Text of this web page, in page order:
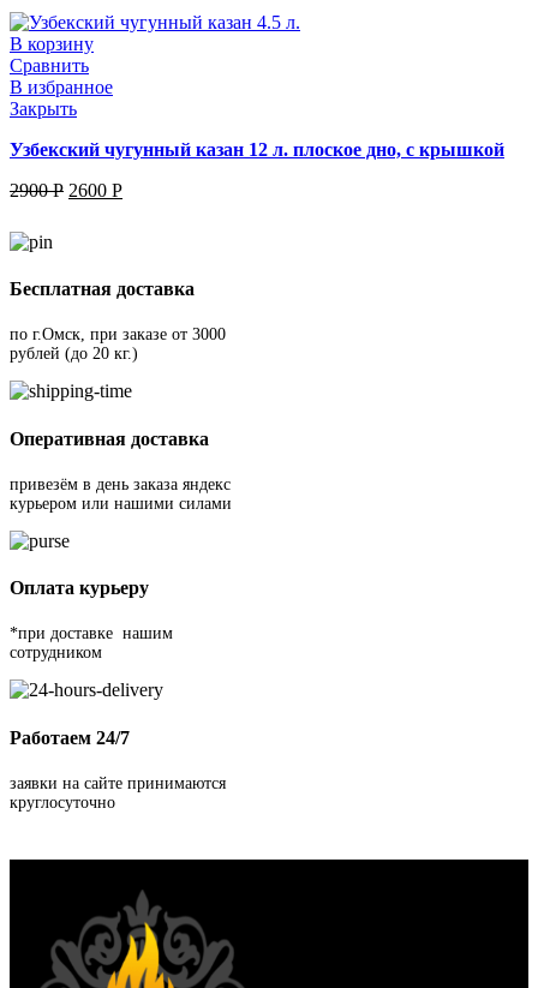
В корзину
Сравнить
В избранное
Закрыть
Узбекский чугунный казан 12 л. плоское дно, с крышкой
2900Р 2600 Р
Бесплатная доставка
по г.Омск, при заказе от 3000
рублей (до 20 кг.)
Оперативная доставка
привезём в день заказа яндекс
курьером или нашими силами
Оплата курьеру
*при доставке нашим
сотрудником
Работаем 24/7
заявки на сайте принимаются
круглосуточно